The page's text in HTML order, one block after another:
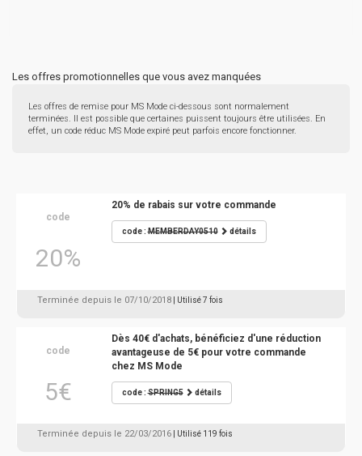
Les offres promotionnelles que vous avez manquées
Les offres de remise pour MS Mode ci-dessous sont normalement
terminées. Il est possible que certaines puissent toujours être utilisées. En
effet, un code réduc MS Mode expiré peut parfois encore fonctionner.
code
20%
20% de rabais sur votre commande
code :MEMBERDAY0510 détails
Terminée depuis le 07/10/2018 | Utilisé 7 fois
code
5€
Dès 40€ d'achats, bénéficiez d'une réduction
avantageuse de 5€ pour votre commande
chez MS Mode
code :SPRING5 détails
Terminée depuis le 22/03/2016 | Utilisé 119 fois